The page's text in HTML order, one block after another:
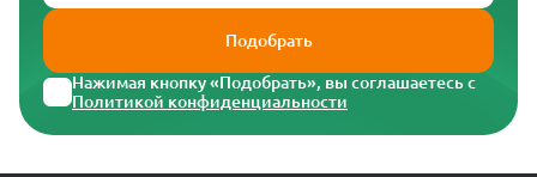
Подобрать
Нажимая кнопку «Подобрать», вы соглашаетесь с
Политикой конфиденциальности